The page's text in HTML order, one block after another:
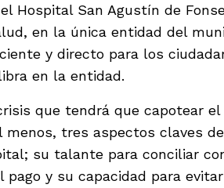
Hospital San Agustín de
en la única entidad del
y directo para los
en la entidad.
que tendrá que capotear
menos, tres aspectos claves
su talante para conciliar
y su capacidad para